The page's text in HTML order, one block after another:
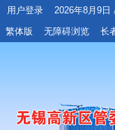
用户登录
2026年8月9日
繁体版
无障碍浏览 长